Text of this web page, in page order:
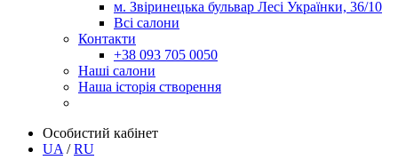
м. Звіринецька бульвар Лесі Українки, 36/10
Всі салони
Контакти
+38 093 705 0050
Наші салони
Наша історія створення
Особистий кабінет
UA /RU